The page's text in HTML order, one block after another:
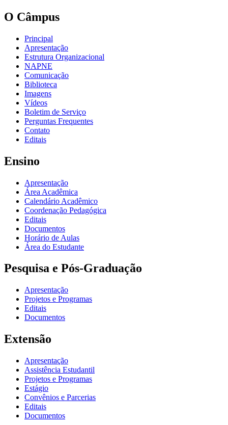
O Câmpus
Principal
Apresentação
Estrutura Organizacional
NAPNE
Comunicação
Biblioteca
Imagens
Vídeos
Boletim de Serviço
Perguntas Frequentes
Contato
Editais
Ensino
Apresentação
Área Acadêmica
Calendário Acadêmico
Coordenação Pedagógica
Editais
Documentos
Horário de Aulas
Área do Estudante
Pesquisa e Pós-Graduação
Apresentação
Projetos e Programas
Editais
Documentos
Extensão
Apresentação
Assistência Estudantil
Projetos e Programas
Estágio
Convênios e Parcerias
Editais
Documentos